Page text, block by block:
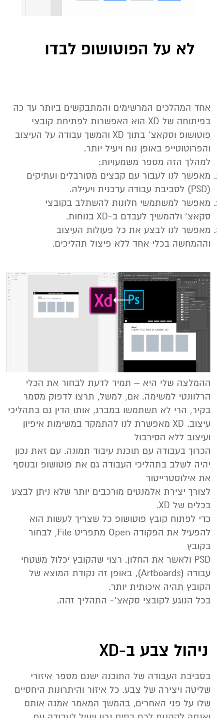
לא על הפוטושופ לבדו
אחד המהלכים המרשימים והמתבקשים ביותר עד כה
בפיתוחה של XD הוא האפשרות לפתיחת קובצי
פוטושופ וסקאצ‘ בתוך XD והמשך עבודה על העיצוב
והפרוטוטייפ באופן נוח ויעיל יותר.
למהלך הזה מספר משמעויות:
מאפשר לנו לעבור עם קבצים מסורבלים ועתיקים
(PSD) לסביבת עבודה עדכנית ויעילה.
מאפשר למשתמשי חלונות להשתלב בקובצי
סקאצ‘ ולהמשיך לעבדם ב-XD בנוחות.
מאפשר לנו לבצע את כל פעולות העיצוב
וההמחשה בכלי אחד ללא פיצול תהליכים.
ההמלצה שלי היא – תמיד לדעת לבחור את הכלי
הרלוונטי למשימה. אם, למשל, תרצו לדפוק מסמר
בקיר, הרי לא תשתמשו במברג, אותו הדין גם בתהליכי
עיצוב. XD מאפשרת לנו להתמקד במשימות איפיון
ועיצוב ללא הסירבול
הכרוך בעבודה עם תוכנת עיבוד תמונה. עם זאת נכון
יהיה לשלב בתהליכי העבודה גם את פוטושופ ובנוסף
את אילוסטרייטור
לצורך יצירת אלמנטים מורכבים יותר שלא ניתן לבצע
בכלים של XD.
כדי לפתוח קובץ פוטושופ כל שצריך לעשות הוא
להפעיל את הפקודה Open מתפריט File, לבחור
בקובץ
PSD ולאשר את החלון. רצוי שהקובץ יכלול משטחי
עבודה (Artboards), באופן זה נקודת המוצא של
הקובץ תהיה איכותית יותר.
בכל הנוגע לקובצי סקאצ‘- התהליך זהה.
ניהול צבע ב-XD
בסביבת העבודה של התוכנה ישנם מספר איזורי
שליטה ויצירה של צבע. כל איזור והיתרונות היחסיים
שלו על פני האחרים, בהמשך המאמר אמנה אותם